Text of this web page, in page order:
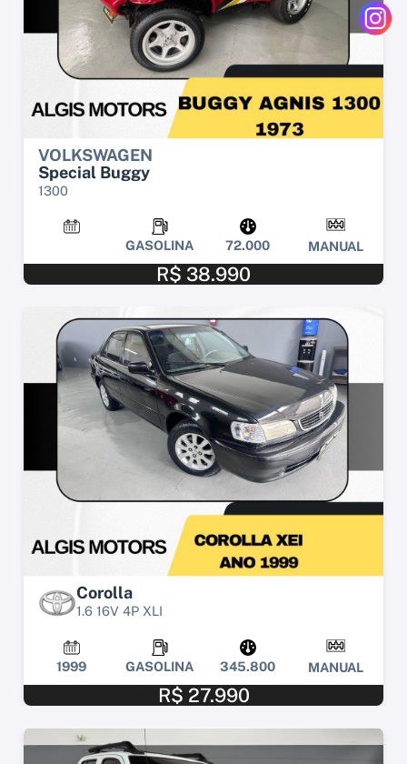
VOLKSWAGEN
Special Buggy
1300
GASOLINA 72.000 MANUAL
R$ 38.990
Corolla
1.6 16V 4P XLI
1999 GASOLINA 345.800 MANUAL
R$ 27.990